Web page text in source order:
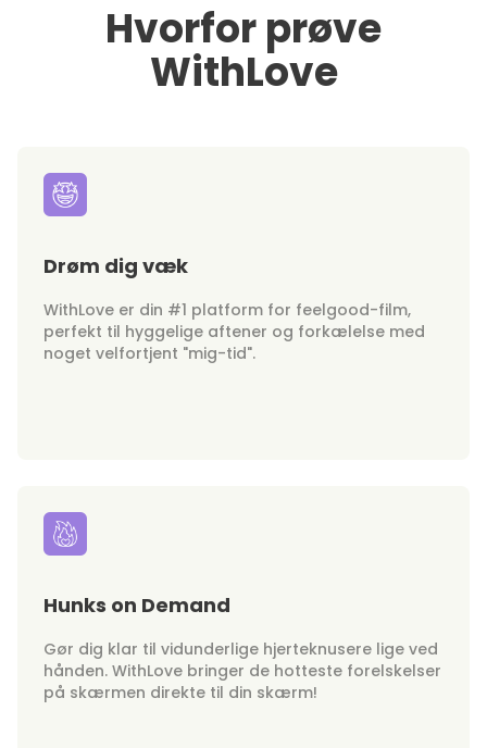
Hvorfor prøve
WithLove
Drøm dig væk
WithLove er din #1 platform for feelgood-film,
perfekt til hyggelige aftener og forkælelse med
noget velfortjent "mig-tid".
Hunks on Demand
Gør dig klar til vidunderlige hjerteknusere lige ved
hånden. WithLove bringer de hotteste forelskelser
på skærmen direkte til din skærm!